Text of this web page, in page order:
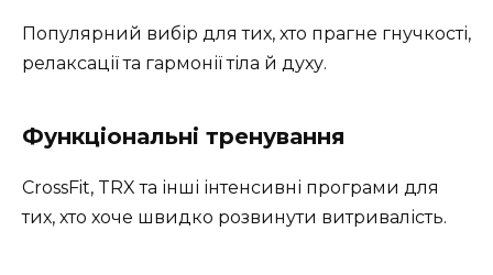
Популярний вибір для тих, хто прагне гнучкості,
релаксації та гармонії тіла й духу.
Функціональні тренування
CrossFit, TRX та інші інтенсивні програми для
тих, хто хоче швидко розвинути витривалість.